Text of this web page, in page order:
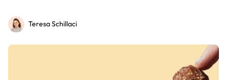
Teresa Schillaci